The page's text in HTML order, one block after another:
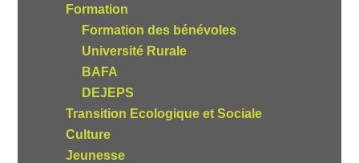
Formation
Formation des bénévoles
Université Rurale
BAFA
DEJEPS
Transition Ecologique et Sociale
Culture
Jeunesse